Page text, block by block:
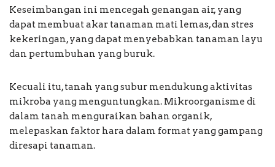
Keseimbangan ini mencegah genangan air, yang
dapat membuat akar tanaman mati lemas, dan stres
kekeringan, yang dapat menyebabkan tanaman layu
dan pertumbuhan yang buruk.
Kecuali itu, tanah yang subur mendukung aktivitas
mikroba yang menguntungkan. Mikroorganisme di
dalam tanah menguraikan bahan organik,
melepaskan faktor hara dalam format yang gampang
diresapi tanaman.